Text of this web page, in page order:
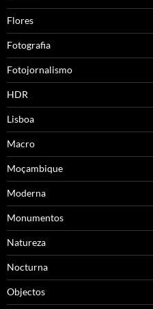
Flores
Fotografia
Fotojornalismo
HDR
Lisboa
Macro
Moçambique
Moderna
Monumentos
Natureza
Nocturna
Objectos